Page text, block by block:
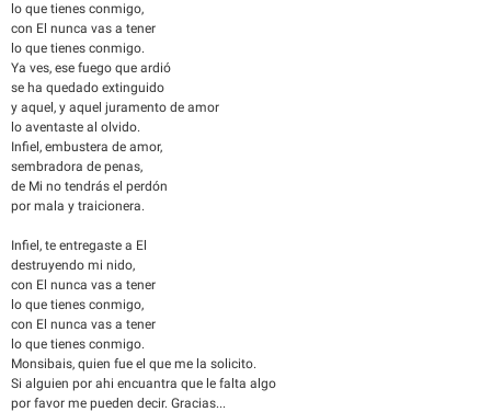
lo que tienes conmigo,
con El nunca vas a tener
lo que tienes conmigo.
Ya ves, ese fuego que ardió
se ha quedado extinguido
y aquel, y aquel juramento de amor
lo aventaste al olvido.
Infiel, embustera de amor,
sembradora de penas,
de Mi no tendrás el perdón
por mala y traicionera.
Infiel, te entregaste a El
destruyendo mi nido,
con El nunca vas a tener
lo que tienes conmigo,
con El nunca vas a tener
lo que tienes conmigo.
Monsibais, quien fue el que me la solicito.
Si alguien por ahi encuantra que le falta algo
por favor me pueden decir. Gracias...